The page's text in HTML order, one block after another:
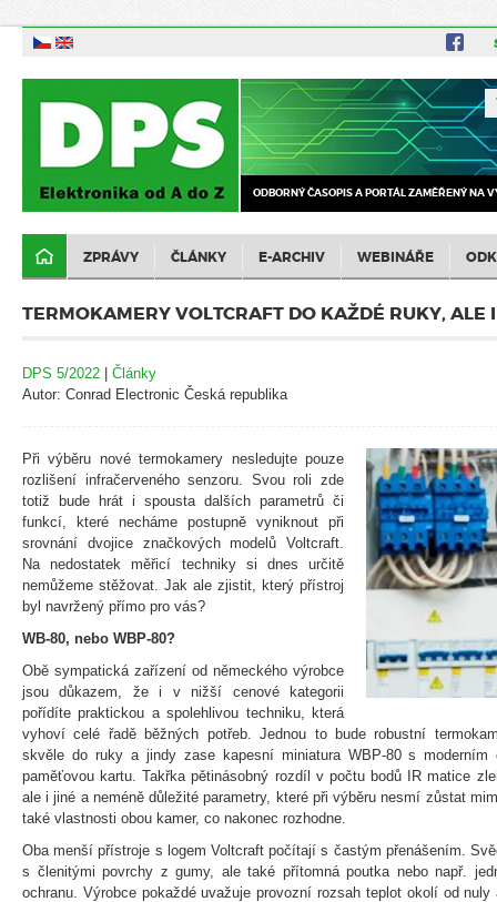
ODBORNÝ ČASOPIS A PORTÁL ZAMĚŘENÝ NA
ZPRÁVY ČLÁNKY E-ARCHIV WEBINÁŘE
TERMOKAMERY VOLTCRAFT DO KAŽDÉ RUKY, ALE
DPS 5/2022 | Články
Autor: Conrad Electronic Česká republika
Při výběru nové termokamery nesledujte pouze
rozlišení infračerveného senzoru. Svou roli zde
totiž bude hrát i spousta dalších parametrů či
funkcí, které necháme postupně vyniknout při
srovnání dvojice značkových modelů Voltcraft.
Na nedostatek měřicí techniky si dnes určitě
nemůžeme stěžovat. Jak ale zjistit, který přístroj
byl navržený přímo pro vás?
WB-80, nebo WBP-80?
Obě sympatická zařízení od německého výrobce
jsou důkazem, že i v nižší cenové kategorii
pořídíte praktickou a spolehlivou techniku, která
vyhoví celé řadě běžných potřeb. Jednou to bude robustní
skvěle do ruky a jindy zase kapesní miniatura WBP-80 s
paměťovou kartu. Takřka pětinásobný rozdíl v počtu bodů IR matice
ale i jiné a neméně důležité parametry, které při výběru nesmí zůstat
také vlastnosti obou kamer, co nakonec rozhodne.
Oba menší přístroje s logem Voltcraft počítají s častým přenášením.
s členitými povrchy z gumy, ale také přítomná poutka nebo např.
ochranu. Výrobce pokaždé uvažuje provozní rozsah teplot okolí od